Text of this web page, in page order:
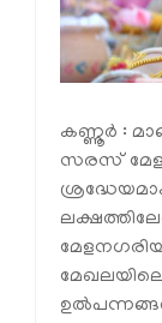
കണ്ണൂര്‍ :
സരസ് മേള